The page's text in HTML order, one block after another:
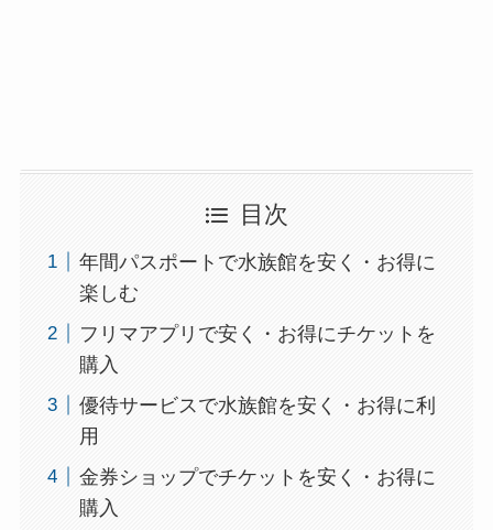
目次
年間パスポートで水族館を安く・お得に
楽しむ
フリマアプリで安く・お得にチケットを
購入
優待サービスで水族館を安く・お得に利
用
金券ショップでチケットを安く・お得に
購入